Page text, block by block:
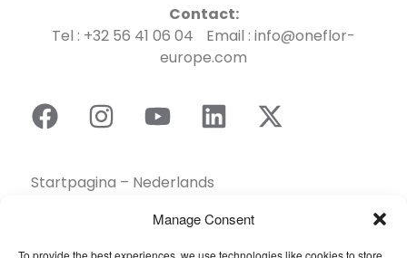
Manage Consent
To provide the best experiences, we use technologies like cookies to store
Contact:
Tel : +32 56 41 06 04 Email : info@oneflor-
europe.com
Startpagina – Nederlands